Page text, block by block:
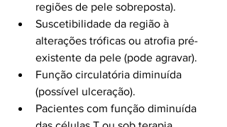
regiões de pele sobreposta).
Suscetibilidade da região à
alterações tróficas ou atrofia pré-
existente da pele (pode agravar).
Função circulatória diminuída
(possível ulceração).
Pacientes com função diminuída